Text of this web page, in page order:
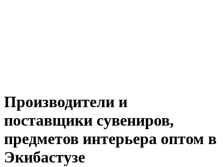
Производители и
поставщики сувениров,
предметов интерьера оптом в
Экибастузе